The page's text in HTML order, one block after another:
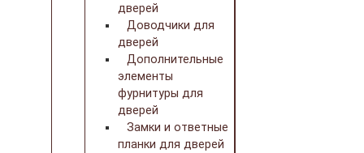
дверей
Доводчики для
дверей
Дополнительные
элементы
фурнитуры для
дверей
Замки и ответные
планки для дверей